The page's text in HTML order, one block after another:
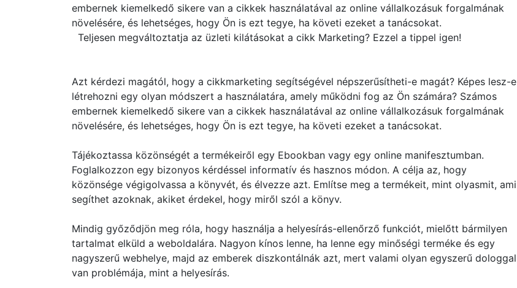
embernek kiemelkedő sikere van a cikkek használatával az online vállalkozásuk forgalmának
növelésére, és lehetséges, hogy Ön is ezt tegye, ha követi ezeket a tanácsokat.
Teljesen megváltoztatja az üzleti kilátásokat a cikk Marketing? Ezzel a tippel igen!
Azt kérdezi magától, hogy a cikkmarketing segítségével népszerűsítheti-e magát? Képes lesz-e
létrehozni egy olyan módszert a használatára, amely működni fog az Ön számára? Számos
embernek kiemelkedő sikere van a cikkek használatával az online vállalkozásuk forgalmának
növelésére, és lehetséges, hogy Ön is ezt tegye, ha követi ezeket a tanácsokat.
Tájékoztassa közönségét a termékeiről egy Ebookban vagy egy online manifesztumban.
Foglalkozzon egy bizonyos kérdéssel informatív és hasznos módon. A célja az, hogy
közönsége végigolvassa a könyvét, és élvezze azt. Említse meg a termékeit, mint olyasmit, ami
segíthet azoknak, akiket érdekel, hogy miről szól a könyv.
Mindig győződjön meg róla, hogy használja a helyesírás-ellenőrző funkciót, mielőtt bármilyen
tartalmat elküld a weboldalára. Nagyon kínos lenne, ha lenne egy minőségi terméke és egy
nagyszerű webhelye, majd az emberek diszkontálnák azt, mert valami olyan egyszerű dologgal
van problémája, mint a helyesírás.